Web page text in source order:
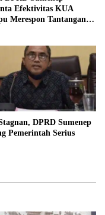
Efektivitas KUA
Merespon Tantangan
DPRD Sumenep
Pemerintah Serius